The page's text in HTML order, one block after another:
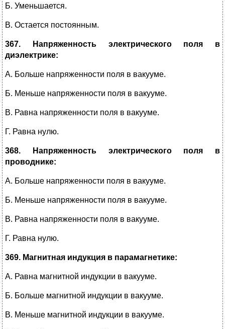
Б. Уменьшается.
В. Остается постоянным.
367. Напряженность электрического поля в
диэлектрике:
А. Больше напряженности поля в вакууме.
Б. Меньше напряженности поля в вакууме.
В. Равна напряженности поля в вакууме.
Г. Равна нулю.
368. Напряженность электрического поля в
проводнике:
А. Больше напряженности поля в вакууме.
Б. Меньше напряженности поля в вакууме.
В. Равна напряженности поля в вакууме.
Г. Равна нулю.
369. Магнитная индукция в парамагнетике:
А. Равна магнитной индукции в вакууме.
Б. Больше магнитной индукции в вакууме.
В. Меньше магнитной индукции в вакууме.